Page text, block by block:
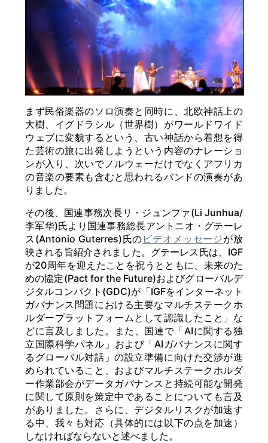
まず民俗楽器のソロ演奏と同時に、北欧神話上の
大樹、イグドラシル（世界樹）がワールドワイド
ウェブに変貌するという、古い神話から着想を得
た芸術の旅に出発しようという内容のナレーショ
ンが入り、次いでノルウェーだけでなくアフリカ
の音楽の要素も含むと思われるバンドの演奏があ
りました。
その後、国連事務次長リ・ジュンファ(Li Junhua/
李军华)氏より国連事務総長アントニオ・グテーレ
ス(Antonio Guterres)氏の ビデオメッセージが放
映される旨紹介されました。グテーレス氏は、IGF
が20周年を迎えたことを祝うとともに、未来のた
めの協定(Pact for the Future)およびグローバルデ
ジタルコンパクト(GDC)が「IGFをインターネット
ガバナンス問題における主要なマルチステークホ
ルダープラットフォームとして認識したこと」な
どに言及しました。また、国連で「AIに関する独
立国際科学パネル」および「AIガバナンスに関す
るグローバル対話」の設立準備に向けた交渉が進
められていること、およびマルチステークホルダ
ー作業部会がデータガバナンスと持続可能な開発
に関して原則を策定中であることについても言及
がありました。さらに、デジタルリスクが加速す
る中、我々も対応（具体的には以下の点を加速）
しなければならないと述べました。